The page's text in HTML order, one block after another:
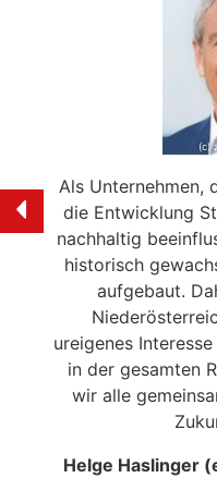
Als Unternehmen,
die Entwicklung
nachhaltig
historisch
aufgebaut.
ureigenes
in der gesamten
wir alle
Helge Haslinger
(c)